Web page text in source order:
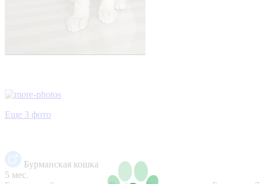
Еще 3 фото
Бурманская кошка
5 мес.